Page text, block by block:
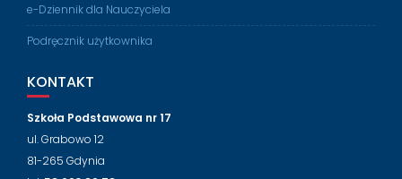
e-Dziennik dla Nauczyciela
Podręcznik użytkownika
KONTAKT
Szkoła Podstawowa nr 17
ul. Grabowo 12
81-265 Gdynia